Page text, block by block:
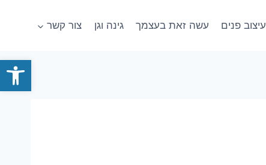
פתח
עיצוב פנים עשה זאת בעצמך גינה וגן צור קשר